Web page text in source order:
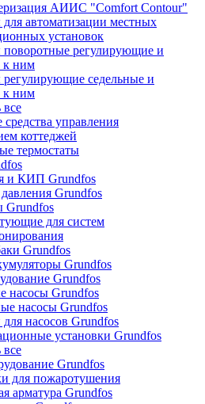
АИИС "Comfort Contour"
автоматизации местных
установок
регулирующие и
к ним
седельные и
к ним
все
управления
коттеджей
термостаты
и КИП Grundfos
Grundfos
Grundfos
для систем
Grundfos
Grundfos
Grundfos
насосы Grundfos
насосы Grundfos
для насосов Grundfos
установки Grundfos
все
Grundfos
для пожаротушения
арматура Grundfos